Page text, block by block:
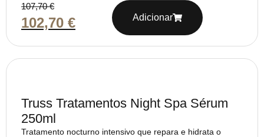
107,70€
102,70 € Adicionar
Truss Tratamentos Night Spa Sérum
250ml
Tratamento nocturno intensivo que repara e hidrata o